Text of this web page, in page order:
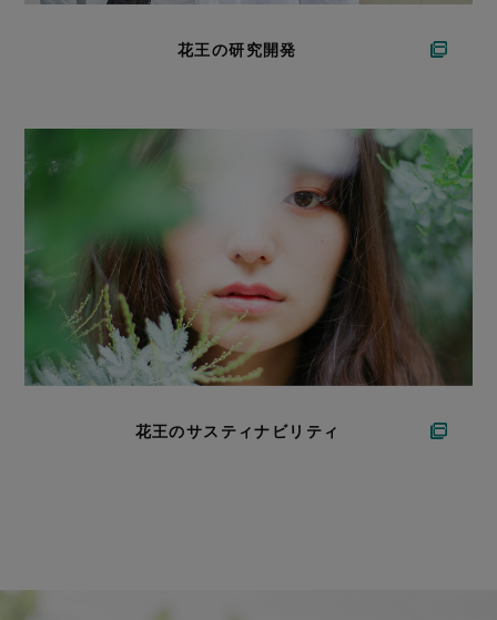
花王の研究開発
花王のサスティナビリティ